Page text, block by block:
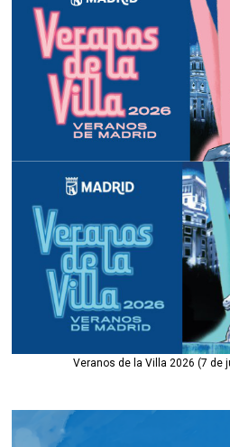
Veranos de la Villa 2026 (7 de